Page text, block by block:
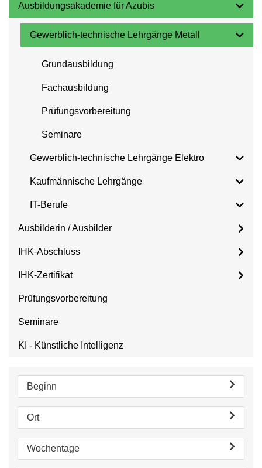
Ausbildungsakademie für Azubis
Gewerblich-technische Lehrgänge Metall
Grundausbildung
Fachausbildung
Prüfungsvorbereitung
Seminare
Gewerblich-technische Lehrgänge Elektro
Kaufmännische Lehrgänge
IT-Berufe
Ausbilderin / Ausbilder
IHK-Abschluss
IHK-Zertifikat
Prüfungsvorbereitung
Seminare
KI - Künstliche Intelligenz
Beginn
Ort
Wochentage